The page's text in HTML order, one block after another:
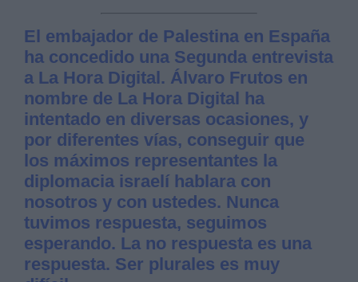
El embajador de Palestina en España
ha concedido una Segunda entrevista
a La Hora Digital. Álvaro Frutos en
nombre de La Hora Digital ha
intentado en diversas ocasiones, y
por diferentes vías, conseguir que
los máximos representantes la
diplomacia israelí hablara con
nosotros y con ustedes. Nunca
tuvimos respuesta, seguimos
esperando. La no respuesta es una
respuesta. Ser plurales es muy